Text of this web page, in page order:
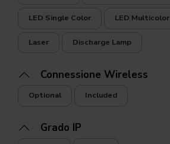
LED Single Color LED Multicolor
Laser Discharge Lamp
Connessione Wireless
Optional Included
Grado IP